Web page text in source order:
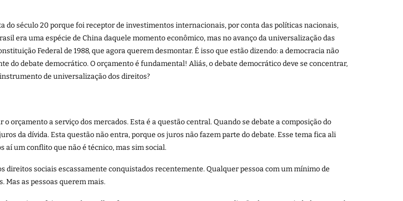
do século 20 porque foi receptor de investimentos internacionais, por conta das políticas nacionais,
era uma espécie de China daquele momento econômico, mas no avanço da universalização das
Federal de 1988, que agora querem desmontar. É isso que estão dizendo: a democracia não
do debate democrático. O orçamento é fundamental! Aliás, o debate democrático deve se concentrar,
de universalização dos direitos?
orçamento a serviço dos mercados. Esta é a questão central. Quando se debate a composição do
da dívida. Esta questão não entra, porque os juros não fazem parte do debate. Esse tema fica ali
aí um conflito que não é técnico, mas sim social.
direitos sociais escassamente conquistados recentemente. Qualquer pessoa com um mínimo de
Mas as pessoas querem mais.